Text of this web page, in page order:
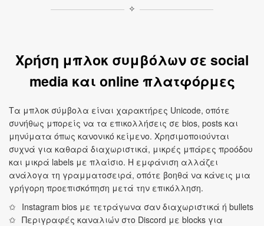
✧
Χρήση μπλοκ συμβόλων σε social
media και online πλατφόρμες
Τα μπλοκ σύμβολα είναι χαρακτήρες Unicode, οπότε
συνήθως μπορείς να τα επικολλήσεις σε bios, posts και
μηνύματα όπως κανονικό κείμενο. Χρησιμοποιούνται
συχνά για καθαρά διαχωριστικά, μικρές μπάρες προόδου
και μικρά labels με πλαίσιο. Η εμφάνιση αλλάζει
ανάλογα τη γραμματοσειρά, οπότε βοηθά να κάνεις μια
γρήγορη προεπισκόπηση μετά την επικόλληση.
Instagram bios με τετράγωνα σαν διαχωριστικά ή bullets
Περιγραφές καναλιών στο Discord με blocks για